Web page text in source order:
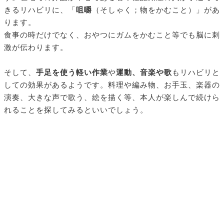
きるリハビリに、「咀嚼 （そしゃく；物をかむこと）」があ
ります。
食事の時だけでなく、おやつにガムをかむこと等でも脳に刺
激が伝わります。
そして、 手足を使う軽い作業や運動、音楽や歌 もリハビリと
しての効果があるようです。料理や編み物、お手玉、楽器の
演奏、大きな声で歌う、絵を描く等、本人が楽しんで続けら
れることを探してみるといいでしょう。